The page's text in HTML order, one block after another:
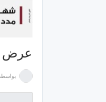
عرض